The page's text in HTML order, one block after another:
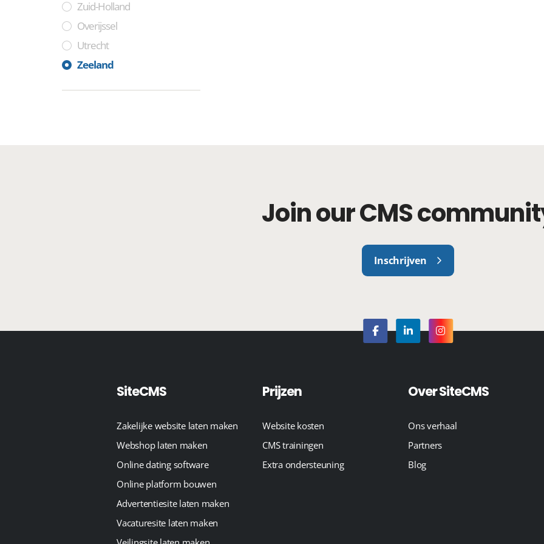
Zuid-Holland
Overijssel
Utrecht
Zeeland
Join our CMS
Inschrijven
SiteCMS
Zakelijke website laten maken
Webshop laten maken
Online dating software
Online platform bouwen
Advertentiesite laten maken
Vacaturesite laten maken
Prijzen
Website kosten
CMS trainingen
Extra ondersteuning
Over SiteCMS
Ons verhaal
Partners
Blog